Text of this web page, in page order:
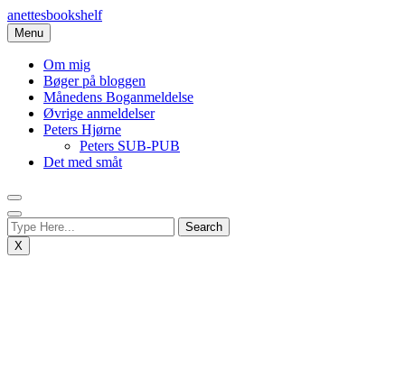
Skip
to
content
anettesbookshelf
Menu
Om mig
Bøger på bloggen
Månedens Boganmeldelse
Øvrige anmeldelser
Peters Hjørne
Peters SUB-PUB
Det med småt
X